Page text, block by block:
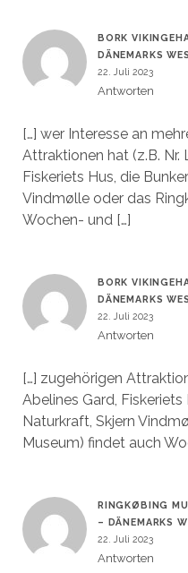
BORK
DÄNEMARKS
22. Juli 2023
Antworten
[…] wer Interesse an
Attraktionen hat (z.B. Nr.
Fiskeriets Hus, die
Vindmølle oder das
Wochen- und […]
BORK
DÄNEMARKS
22. Juli 2023
Antworten
[…] zugehörigen
Abelines Gard, Fiskeriets
Naturkraft, Skjern
Museum) findet auch
RINGKØBING
– DÄNEMARKS
22. Juli 2023
Antworten